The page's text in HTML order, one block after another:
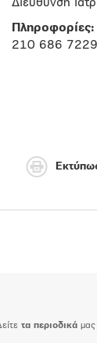
Διεύθυνση
Πληροφορίες:
210 686 7229
τα περιοδικά μας